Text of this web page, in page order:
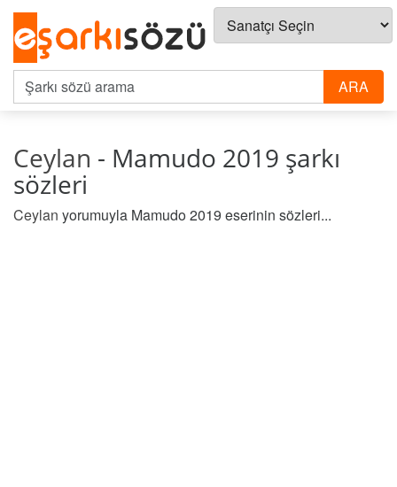
Ceylan - Mamudo 2019 şarkı
sözleri
Ceylan yorumuyla Mamudo 2019 eserinin sözleri...